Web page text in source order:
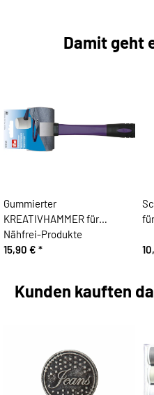
Damit geht
Gummierter
KREATIVHAMMER für
Nähfrei-Produkte
15,90 € *
Kunden kauften